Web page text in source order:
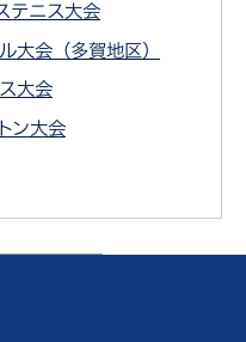
テニス大会
大会（多賀地区）
大会
ン大会